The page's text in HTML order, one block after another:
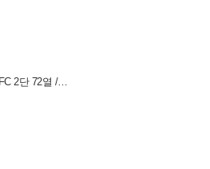
2단 72열 /…